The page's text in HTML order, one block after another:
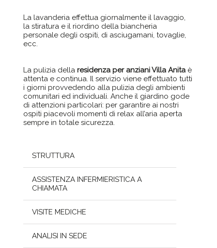
La lavanderia effettua giornalmente il lavaggio,
la stiratura e il riordino della biancheria
personale degli ospiti, di asciugamani, tovaglie,
ecc.
La pulizia dellaresidenza per anziani Villa Anita è
attenta e continua. Il servizio viene effettuato tutti
i giorni provvedendo alla pulizia degli ambienti
comunitari ed individuali. Anche il giardino gode
di attenzioni particolari: per garantire ai nostri
ospiti piacevoli momenti di relax all’aria aperta
sempre in totale sicurezza.
STRUTTURA
ASSISTENZA INFERMIERISTICA A
CHIAMATA
VISITE MEDICHE
ANALISI IN SEDE